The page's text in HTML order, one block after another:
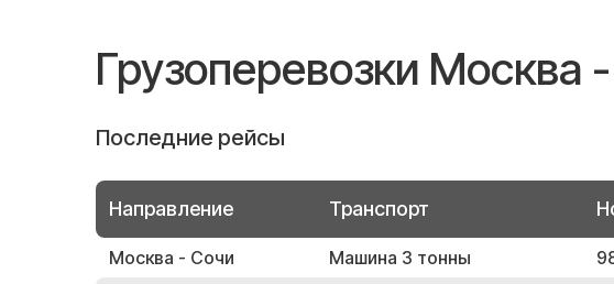
Грузоперевозки Москва
Последние рейсы
Направление Транспорт
Москва - Сочи Машина 3 тонны